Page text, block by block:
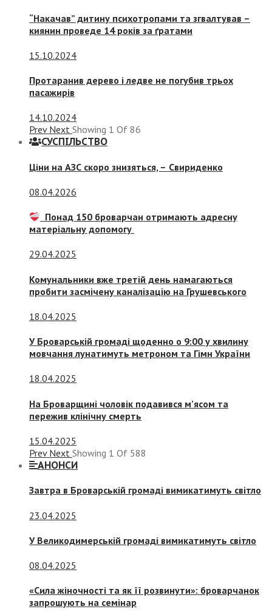
“Накачав” дитину психотропами та згвалтував –
киянин проведе 14 років за ґратами
15.10.2024
Протаранив дерево і ледве не погубив трьох
пасажирів
14.10.2024
Prev Next Showing 1 Of 86
СУСПIЛЬСТВО
Ціни на АЗС скоро знизяться, – Свириденко
08.04.2026
Понад 150 броварчан отримають адресну
матеріальну допомогу
29.04.2025
Комунальники вже третій день намагаються
пробити засмічену каналізацію на Грушевського
18.04.2025
У Броварській громаді щоденно о 9:00 у хвилину
мовчання лунатимуть метроном та Гімн України
18.04.2025
На Броварщині чоловік подавився м’ясом та
пережив клінічну смерть
15.04.2025
Prev Next Showing 1 Of 588
АНОНСИ
Завтра в Броварській громаді вимикатимуть світло
23.04.2025
У Великодимерській громаді вимикатимуть світло
08.04.2025
«Сила жіночності та як її розвинути»: броварчанок
запрошують на семінар